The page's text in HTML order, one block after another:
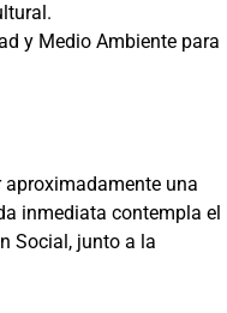
y Medio Ambiente para
aproximadamente una
inmediata contempla el
Social, junto a la